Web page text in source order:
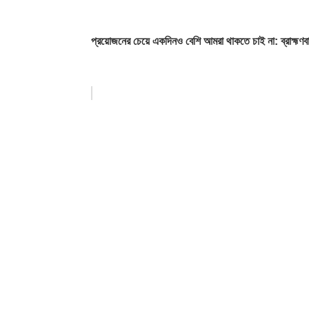
প্রয়োজনের চেয়ে একদিনও বেশি আমরা থাকতে চাই না: